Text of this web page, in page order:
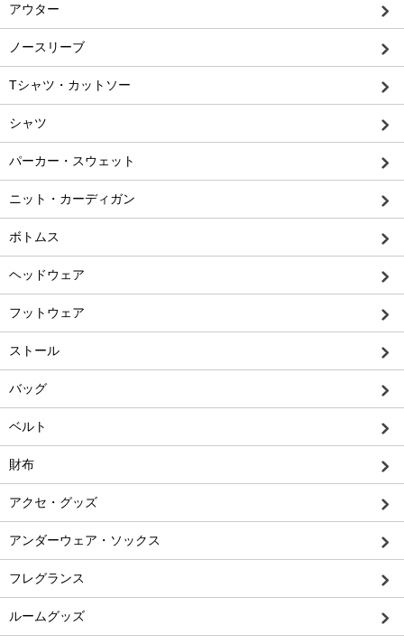
アウター
ノースリーブ
Tシャツ・カットソー
シャツ
パーカー・スウェット
ニット・カーディガン
ボトムス
ヘッドウェア
フットウェア
ストール
バッグ
ベルト
財布
アクセ・グッズ
アンダーウェア・ソックス
フレグランス
ルームグッズ